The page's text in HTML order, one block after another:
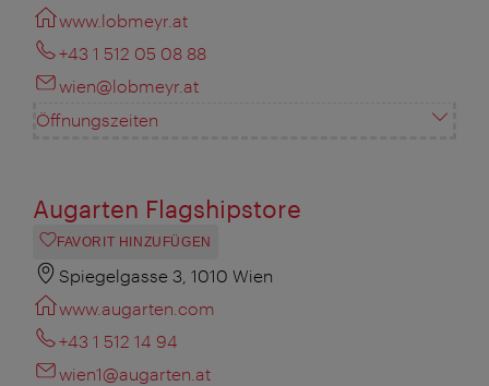
www.lobmeyr.at
+43 1 512 05 08 88
wien@lobmeyr.at
Öffnungszeiten
Augarten Flagshipstore
FAVORIT HINZUFÜGEN
Spiegelgasse 3, 1010 Wien
www.augarten.com
+43 1 512 14 94
wien1@augarten.at